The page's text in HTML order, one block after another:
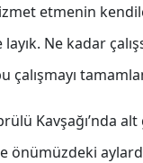
etmenin
Ne kadar
çalışmayı
Kavşağı’nda
önümüzdeki